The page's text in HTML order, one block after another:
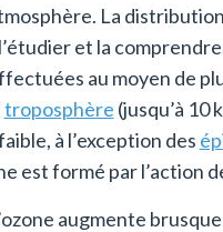
La
et la
au moyen de
troposphère (jusqu’à 10
à l’exception des
est formé par l’action
augmente